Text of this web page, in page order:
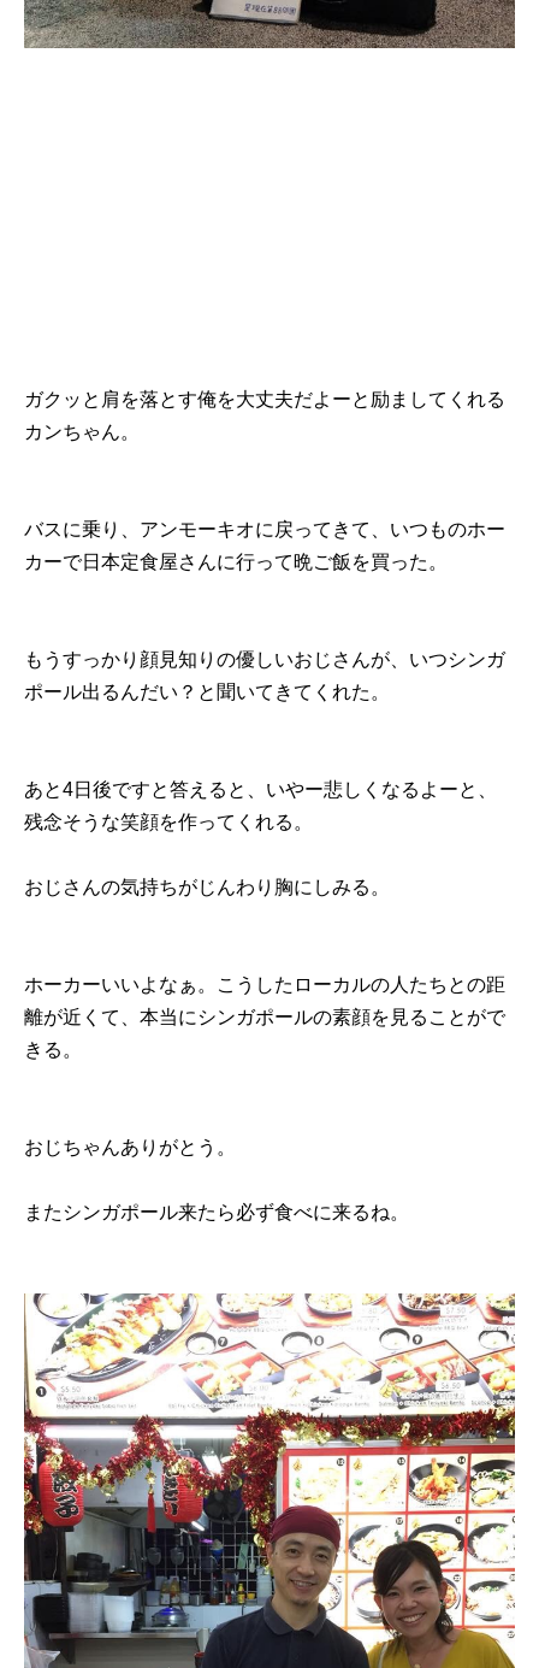
ガクッと肩を落とす俺を大丈夫だよーと励ましてくれる
カンちゃん。
バスに乗り、アンモーキオに戻ってきて、いつものホー
カーで日本定食屋さんに行って晩ご飯を買った。
もうすっかり顔見知りの優しいおじさんが、いつシンガ
ポール出るんだい？と聞いてきてくれた。
あと4日後ですと答えると、いやー悲しくなるよーと、
残念そうな笑顔を作ってくれる。
おじさんの気持ちがじんわり胸にしみる。
ホーカーいいよなぁ。こうしたローカルの人たちとの距
離が近くて、本当にシンガポールの素顔を見ることがで
きる。
おじちゃんありがとう。
またシンガポール来たら必ず食べに来るね。